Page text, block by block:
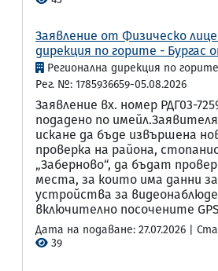
Заявление от Физическо
дирекция по горите - Бургас
Регионална дирекция по
Рег. №: 1785936659-05.08.2026
Заявление вх. номер РДГ03-
подадено по
искане да бъде извършена
проверка на района,
„Заберново“, да бъдат
места, за които има данни
устройства за
включително посочените
Дата на подаване: 27.07.2026 |
39